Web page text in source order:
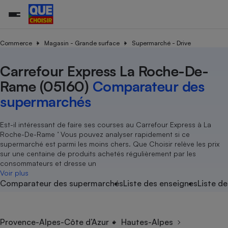
Commerce Magasin - Grande surface Supermarché - Drive
Carrefour Express La Roche-De-
Rame (05160) Comparateur des
supermarchés
Est-il intéressant de faire ses courses au Carrefour Express à La
Roche-De-Rame ’ Vous pouvez analyser rapidement si ce
supermarché est parmi les moins chers. Que Choisir relève les prix
sur une centaine de produits achetés régulièrement par les
consommateurs et dresse un
Voir plus
Comparateur des supermarchésListe des enseignesListe
Provence-Alpes-Côte d’Azur
Hautes-Alpes
Additifs
Agriculture
Produit alimentaire
Achat - Vente - Location
Carburant
Magasin - Grande surface
Marketing - Fidélisation
Organismes de défense
Système judiciairegratuit
Air
Eau
Achat - Vente - Travaux
Location
Sport
Vacances - Tourisme
électrique
Démarche administrative
Senior
Service marchand
Train
Transport aérien
Toutes les actualités
Enquêtes
Guides d'achat
Conseils
Brèves
Tous les services
Soumettre un litige
Lettres types
Rencontrer une association locale
Tous nos combats
Nos actions
Nos grandes victoires
Les billets de la présidente
Nos associations locales
Nous rejoindre
En savoir plus sur Que Choisir Ensemble
nous ?
L’association
Nos missions
Notre méthodologie
Notre financement
Nos partenaires
Nous rejoindre